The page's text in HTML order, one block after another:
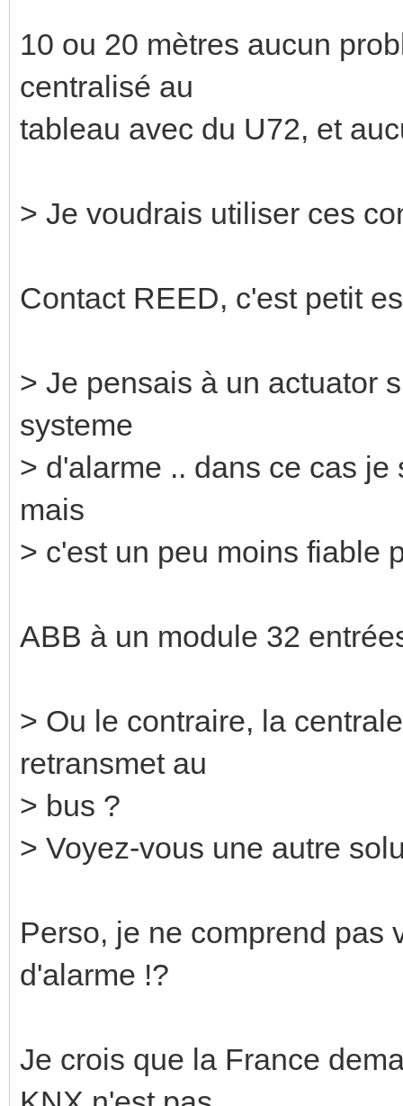
10 ou 20 mètres aucun
centralisé au
tableau avec du U72, et
> Je voudrais utiliser ces
Contact REED, c'est petit
> Je pensais à un actuator
systeme
> d'alarme .. dans ce cas
mais
> c'est un peu moins fiable
ABB à un module 32
> Ou le contraire, la
retransmet au
> bus ?
> Voyez-vous une autre
Perso, je ne comprend pas
d'alarme !?
Je crois que la France